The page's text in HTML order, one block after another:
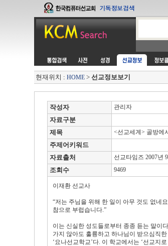
현재위치 : HOME> 선교정보보기
작성자 관리자
자료구분
제목 <선교세계> 골방에
주제어키워드
자료출처
선교타임즈 2007년
조회수
9469
이재환 선교사
“저는 주님을 위해 한 일이 아무 것도 없네
참으로 부럽습니다.”
이는 신실한 성도들로부터 종종 듣는 말이
가지 않아도 훌륭하고 하나님이 받으심직
‘요나선교학교’다. 이 학교에서는 ‘선교지